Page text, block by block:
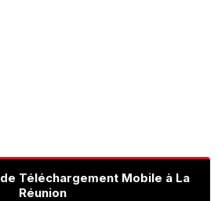
Téléchargement Mobile à La
Réunion